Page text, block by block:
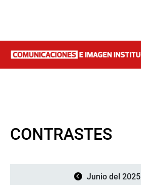
CONTRASTES
Junio del 2025